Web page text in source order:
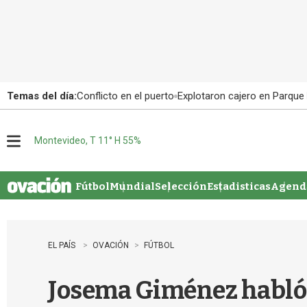
Temas del día:Conflicto en el puerto Explotaron cajero en
u
Montevideo, T 11° H 55%
FútbolMundialSelecciónEstadisticas
EL PAÍS OVACIÓN FÚTBOL
Josema Giménez